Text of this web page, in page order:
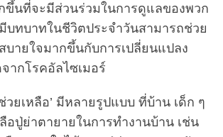
ขึ้นที่จะมีส่วนร่วมในการดูแลของพวก
บทบาทในชีวิตประจำวันสามารถช่วย
บายใจมากขึ้นกับการเปลี่ยนแปลง
ากโรคอัลไซเมอร์
วยเหลือ’ มีหลายรูปแบบ ที่บ้าน เด็ก ๆ
อปู่ย่าตายายในการทำงานบ้าน เช่น